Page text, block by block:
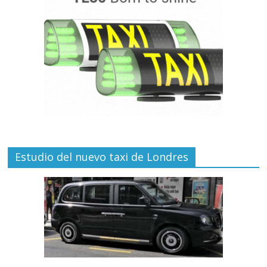
Estudio del nuevo taxi de Londres